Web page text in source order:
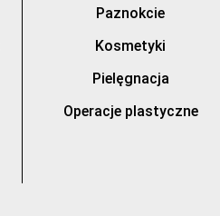
Paznokcie
Kosmetyki
Pielęgnacja
Operacje plastyczne